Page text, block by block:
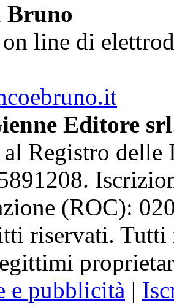
Bruno
line di
Editore srl
Registro delle
(ROC):
riservati. Tutti
e pubblicità |